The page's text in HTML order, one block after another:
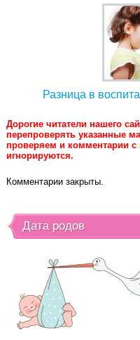
Разница в
Дорогие читатели нашего
перепроверять указанные
проверяем и комментарии
игнорируются.
Комментарии закрыты.
Дата родов